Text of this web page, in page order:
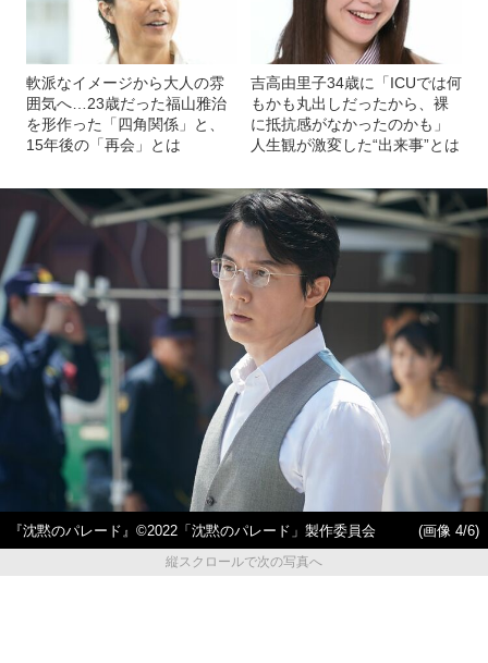
軟派なイメージから大人の雰
囲気へ…23歳だった福山雅治
を形作った「四角関係」と、
15年後の「再会」とは
吉高由里子34歳に「ICUでは何
もかも丸出しだったから、裸
に抵抗感がなかったのかも」
人生観が激変した“出来事”とは
『沈黙のパレード』©2022「沈黙のパレード」製作委員会
(画像 4/6)
縦スクロールで次の写真へ